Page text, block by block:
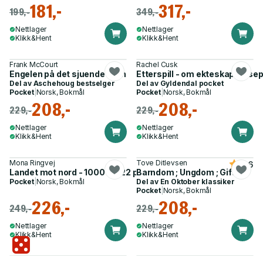
199,-181,-
Nettlager
Klikk&Hent
349,-317,-
Nettlager
Klikk&Hent
Frank McCourt
Engelen på det sjuende trinn
Del av Aschehoug bestselger
Pocket| Norsk, Bokmål
229,-208,-
Nettlager
Klikk&Hent
Rachel Cusk
Etterspill - om ekteskap og
Del av Gyldendal pocket
Pocket| Norsk, Bokmål
229,-208,-
Nettlager
Klikk&Hent
Mona Ringvej
Landet mot nord - 1000 år : 22 personer : én historie
Pocket| Norsk, Bokmål
249,-226,-
Nettlager
Klikk&Hent
Tove Ditlevsen
Barndom ; Ungdom ; Gift
4.6
Del av En Oktober klassiker
Pocket| Norsk, Bokmål
229,-208,-
Nettlager
Klikk&Hent